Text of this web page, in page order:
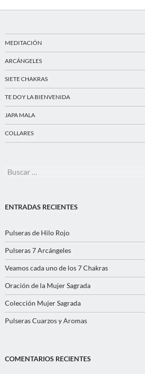
MEDITACIÓN
ARCÁNGELES
SIETE CHAKRAS
TE DOY LA BIENVENIDA
JAPA MALA
COLLARES
Buscar:
ENTRADAS RECIENTES
Pulseras de Hilo Rojo
Pulseras 7 Arcángeles
Veamos cada uno de los 7 Chakras
Oración de la Mujer Sagrada
Colección Mujer Sagrada
Pulseras Cuarzos y Aromas
COMENTARIOS RECIENTES